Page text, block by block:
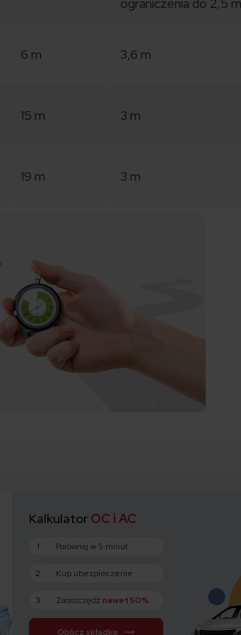
6 m 3,6 m
15 m 3 m
19 m 3 m
Kalkulator OC i AC
1 Porównaj w 5 minut
2 Kup ubezpieczenie
3 Zaoszczędź nawet 50%
Oblicz składkę